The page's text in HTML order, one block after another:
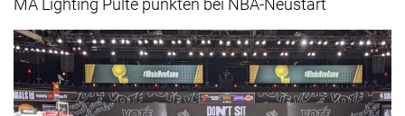
MA Lighting Pulte punkten bei NBA-Neustart